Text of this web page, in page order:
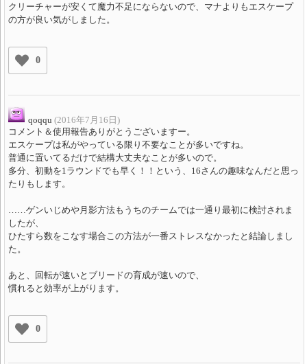
クリーチャーが安くて魔力不足にならないので、マナよりもエスケープ
の方が良い気がしました。
0
qoqqu (2016年7月16日)
コメント＆使用報告ありがとうございますー。
エスケープは私がやっている限り不要なことが多いですね。
普通に置いてるだけで結構大丈夫なことが多いので。
多分、初動を1ラウンドでも早く！！という、16さんの趣味なんだと思っ
たりもします。
……ゲンいじめや月影方法もうちのチームでは一通り最初に検討されま
したが、
ひたすら数をこなす場合この方法が一番ストレスなかったと結論しまし
た。
あと、回転が速いとブリードの育成が速いので、
慣れると効率が上がります。
0